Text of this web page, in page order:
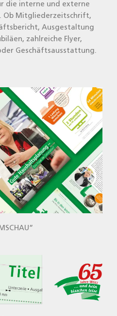
die inter­ne und exter­ne
Ob Mit­glie­der­zeit­schrift,
Aus­ge­stal­tung
zahl­rei­che Fly­er,
Geschäfts­aus­stat­tung.